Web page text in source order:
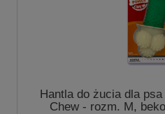
Hantla do żucia dla
Chew - rozm. M,